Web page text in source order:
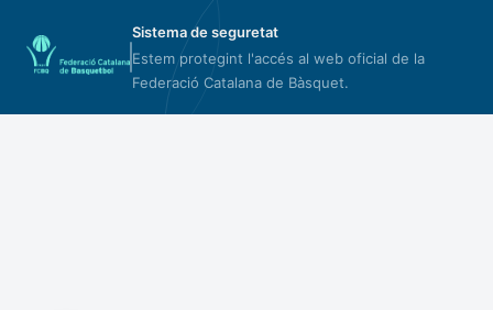
Sistema de seguretat
Estem protegint l'accés al web oficial de la
Federació Catalana de Bàsquet.